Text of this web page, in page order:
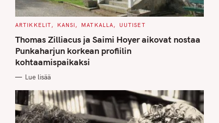
C
T
E
G
O
R
I
S
ARTIKKELIT KANSI MATKALLA UUTISET
Thomas Zilliacus ja Saimi Hoyer aikovat nostaa
Punkaharjun korkean profiilin
kohtaamispaikaksi
Lue lisää